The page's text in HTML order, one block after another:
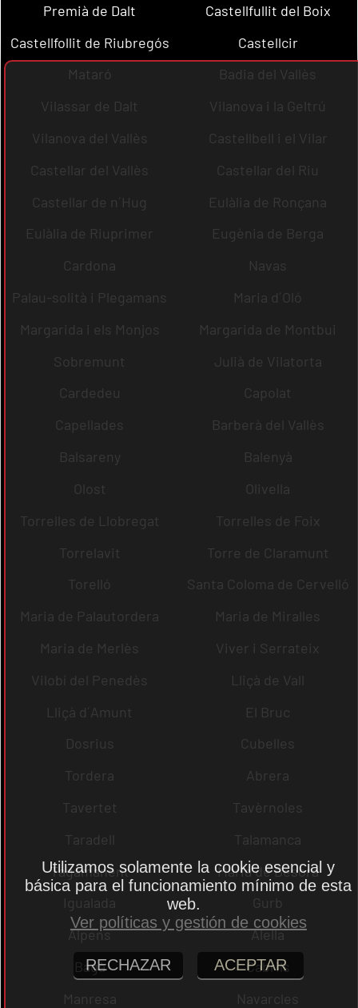
Premià de Dalt
Castellfullit del Boix
Castellfollit de Riubregós
Castellcir
Mataró
Badia del Vallès
Vilassar de Dalt
Vilanova i la Geltrú
Vilanova del Vallès
Castellbell i el Vilar
Castellar del Vallès
Castellar del Riu
Castellar de n´Hug
Eulàlia de Ronçana
Eulàlia de Riuprimer
Eugènia de Berga
Cardona
Navas
Palau-solità i Plegamans
Maria d´Oló
Margarida i els Monjos
Margarida de Montbui
Sobremunt
Julià de Vilatorta
Cardedeu
Capolat
Capellades
Barberà del Vallès
Balsareny
Balenyà
Olost
Olivella
Torrelles de Llobregat
Torrelles de Foix
Torrelavit
Torre de Claramunt
Torelló
Santa Coloma de Cervelló
Maria de Palautordera
Maria de Miralles
Maria de Merlès
Viver i Serrateix
Vilobí del Penedès
Lliçà de Vall
Lliçà d´Amunt
El Bruc
Dosrius
Cubelles
Tordera
Abrera
Tavertet
Tavèrnoles
Taradell
Talamanca
Tagamanent
Maria de Besora
Igualada
Gurb
Alpens
Alella
Bagà
Cabrils
Manresa
Navarcles
Utilizamos solamente la cookie esencial y
básica para el funcionamiento mínimo de esta
web.
Ver políticas y gestión de cookies
RECHAZAR ACEPTAR